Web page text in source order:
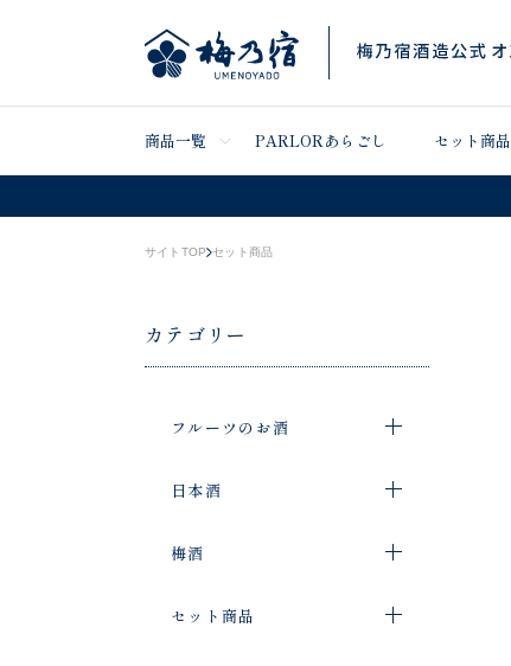
商品一覧 PARLORあらごし セット商品
サイトTOP セット商品
カテゴリー
フルーツのお酒
日本酒
梅酒
セット商品